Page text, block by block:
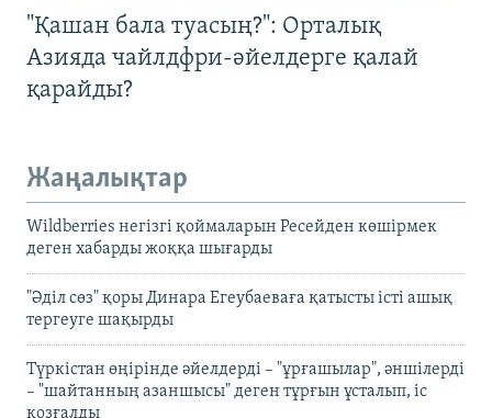
"Қашан бала туасың?": Орталық
Азияда чайлдфри-әйелдерге қалай
қарайды?
Жаңалықтар
Wildberries негізгі қоймаларын Ресейден көшірмек
деген хабарды жоққа шығарды
"Әділ сөз" қоры Динара Егеубаеваға қатысты істі ашық
тергеуге шақырды
Түркістан өңірінде әйелдерді – "ұрғашылар", әншілерді
– "шайтанның азаншысы" деген тұрғын ұсталып, іс
қозғалды